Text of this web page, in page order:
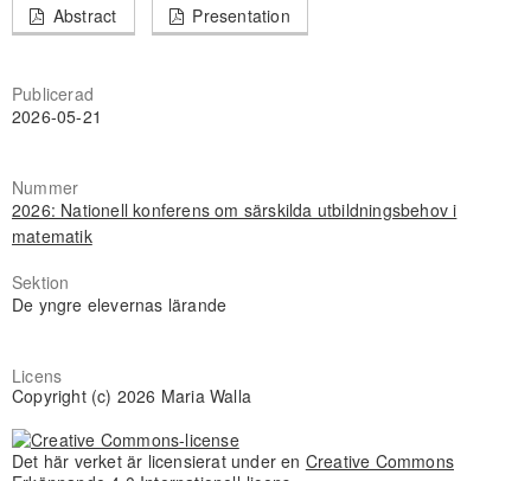
Abstract Presentation
Publicerad
2026-05-21
Nummer
2026: Nationell konferens om särskilda utbildningsbehov i
matematik
Sektion
De yngre elevernas lärande
Licens
Copyright (c) 2026 Maria Walla
Det här verket är licensierat under en Creative Commons